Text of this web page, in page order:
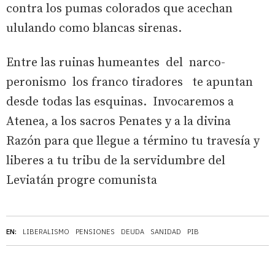
EN: LIBERALISMO PENSIONES DEUDA SANIDAD PIB
contra los pumas colorados que acechan
ululando como blancas sirenas.
Entre las ruinas humeantes del narco-
peronismo los franco tiradores te apuntan
desde todas las esquinas. Invocaremos a
Atenea, a los sacros Penates y a la divina
Razón para que llegue a término tu travesía y
liberes a tu tribu de la servidumbre del
Leviatán progre comunista